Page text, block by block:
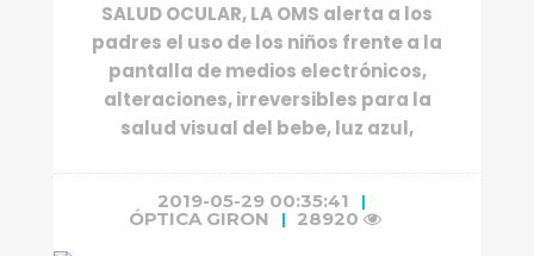
SALUD OCULAR, LA OMS alerta a los
padres el uso de los niños frente a la
pantalla de medios electrónicos,
alteraciones, irreversibles para la
salud visual del bebe, luz azul,
2019-05-29 00:35:41
ÓPTICA GIRON 28920